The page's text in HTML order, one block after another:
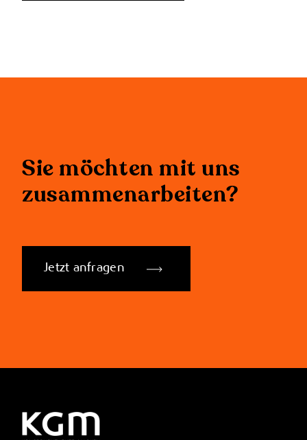
Sie möchten mit uns
zusammenarbeiten?
Jetzt anfragen